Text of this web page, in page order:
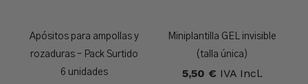
Apósitos para ampollas y
rozaduras – Pack Surtido
6 unidades
Miniplantilla GEL invisible
(talla única)
5,50 € IVA Incl.